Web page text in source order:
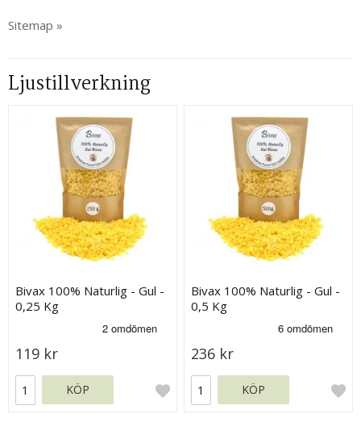
Sitemap »
Ljustillverkning
Bivax 100% Naturlig - Gul -
0,25 Kg
119 kr
KÖP
Bivax 100% Naturlig - Gul -
0,5 Kg
236 kr
KÖP